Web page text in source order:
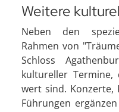
Weitere
Neben den
Rahmen von
Schloss
kultureller Termine,
wert sind. Konzerte,
Führungen